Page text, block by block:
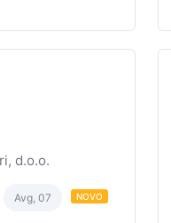
d.o.o.
Avg, 07 NOVO